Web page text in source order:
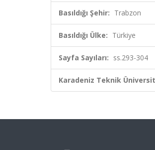
Basıldığı Şehir: Trabzon
Basıldığı Ülke: Türkiye
Sayfa Sayıları: ss.293-304
Karadeniz Teknik